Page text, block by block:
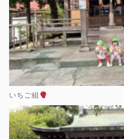
いちご組